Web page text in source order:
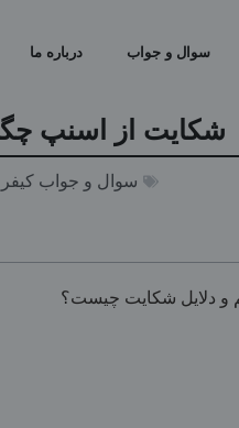
سوال و جواب درباره ما
شکایت از اسنپ
سوال و جواب
و دلایل شکایت چیست؟